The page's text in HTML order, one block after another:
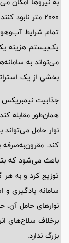
2000 متر
تمام شرایط
می‌تواند به
بخشی از یک
جذابیت نیمبریکس
همان‌طور مقابله
نوار حامل
کند.
باعث می‌شود که
توزیع کرد و به هر
سامانه یادگیری و
نوارهای حامل
برخلاف سلاح‌های
بزرگ ندارد.